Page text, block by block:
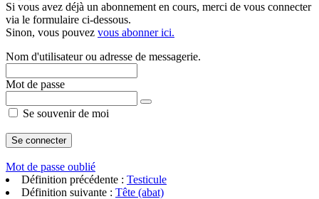
Si vous avez déjà un abonnement en cours, merci de vous connecter
via le formulaire ci-dessous.
Sinon, vous pouvez vous abonner ici.
Nom d'utilisateur ou adresse de messagerie.
Mot de passe
Se souvenir de moi
Mot de passe oublié
Définition précédente : Testicule
Définition suivante : Tête (abat)